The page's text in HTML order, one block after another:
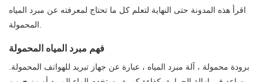
اقرأ هذه المدونة حتى النهاية لتعلم كل ما تحتاج لمعرفته عن مبرد المياه
المحمولة.
فهم مبرد المياه المحمولة
برودة محمولة ، آلة مبرد المياه ، عبارة عن جهاز تبريد للهواتف المحمولة.